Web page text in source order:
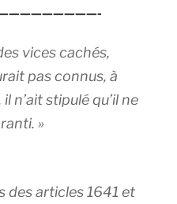
vices cachés,
pas connus, à
n’ait stipulé qu’il ne
i. »
des articles 1641 et